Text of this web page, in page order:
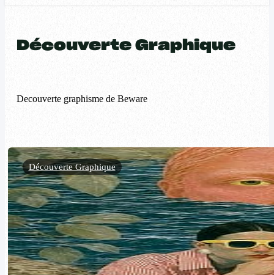
Découverte Graphique
Decouverte graphisme de Beware
Découverte Graphique